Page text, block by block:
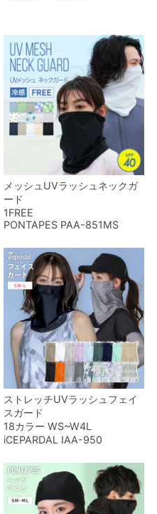
メッシュUVラッシュネックガ
ード
1FREE
PONTAPES PAA-851MS
ストレッチUVラッシュフェイ
スガード
18カラー WS~W4L
iCEPARDAL IAA-950